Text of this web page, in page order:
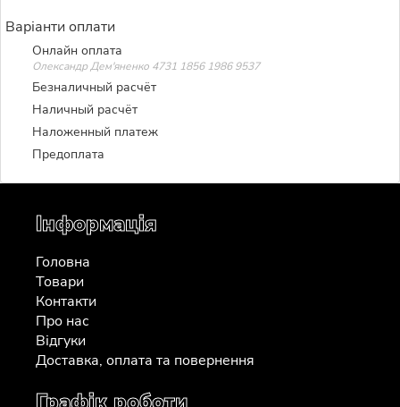
Варіанти оплати
Онлайн оплата
Олександр Дем'яненко 4731 1856 1986 9537
Безналичный расчёт
Наличный расчёт
Наложенный платеж
Предоплата
Інформація
Головна
Товари
Контакти
Про нас
Відгуки
Доставка, оплата та повернення